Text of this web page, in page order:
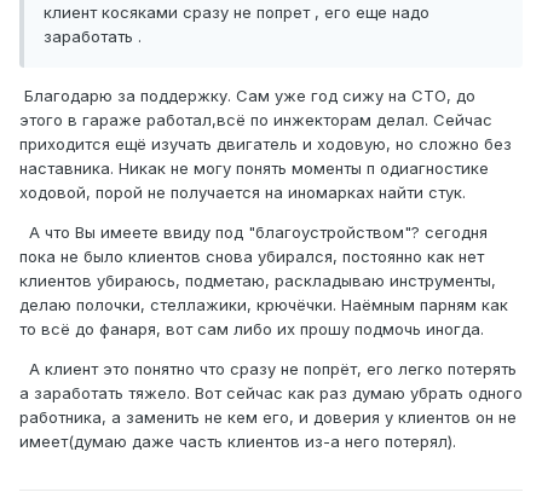
клиент косяками сразу не попрет , его еще надо
заработать .
Благодарю за поддержку. Сам уже год сижу на СТО, до
этого в гараже работал,всё по инжекторам делал. Сейчас
приходится ещё изучать двигатель и ходовую, но сложно без
наставника. Никак не могу понять моменты п одиагностике
ходовой, порой не получается на иномарках найти стук.
А что Вы имеете ввиду под "благоустройством"? сегодня
пока не было клиентов снова убирался, постоянно как нет
клиентов убираюсь, подметаю, раскладываю инструменты,
делаю полочки, стеллажики, крючёчки. Наёмным парням как
то всё до фанаря, вот сам либо их прошу подмочь иногда.
А клиент это понятно что сразу не попрёт, его легко потерять
а заработать тяжело. Вот сейчас как раз думаю убрать одного
работника, а заменить не кем его, и доверия у клиентов он не
имеет(думаю даже часть клиентов из-а него потерял).